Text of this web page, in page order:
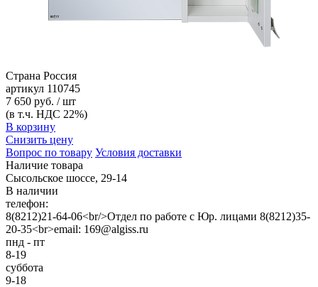
Страна Россия
артикул 110745
7 650 руб. / шт
(в т.ч. НДС 22%)
В корзину
Снизить цену
Вопрос по товару Условия доставки
Наличие товара
Сысольское шоссе, 29-14
В наличии
телефон:
8(8212)21-64-06<br/>Отдел по работе с Юр. лицами 8(8212)35-
20-35<br>email: 169@algiss.ru
пнд - пт
8-19
суббота
9-18